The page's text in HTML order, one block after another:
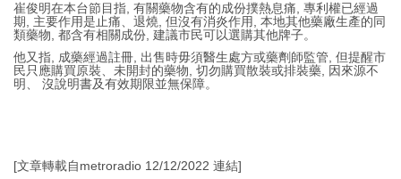
崔俊明在本台節目指, 有關藥物含有的成份撲熱息痛, 專利權已經過
期, 主要作用是止痛、退燒, 但沒有消炎作用, 本地其他藥廠生產的同
類藥物, 都含有相關成份, 建議市民可以選購其他牌子。
他又指, 成藥經過註冊, 出售時毋須醫生處方或藥劑師監管, 但提醒市
民只應購買原裝、未開封的藥物, 切勿購買散裝或排裝藥, 因來源不
明、 沒說明書及有效期限並無保障。
[文章轉載自metroradio 12/12/2022 連結]